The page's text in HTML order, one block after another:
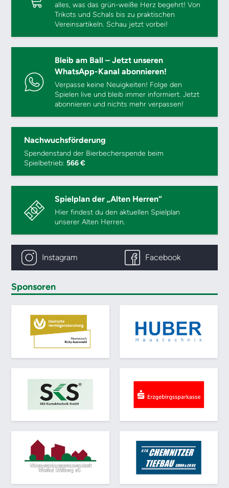
alles, was das grün-weiße Herz begehrt! Von
Trikots und Schals bis zu praktischen
Vereinsartikeln. Schau jetzt vorbei!
Bleib am Ball – Jetzt unseren
WhatsApp-Kanal abonnieren!
Verpasse keine Neuigkeiten! Folge den
Spielen live und bleib immer informiert. Jetzt
abonnieren und nichts mehr verpassen!
Nachwuchsförderung
Spendenstand der Bierbecherspende beim
Spielbetrieb:566 €
Spielplan der „Alten Herren“
Hier findest du den aktuellen Spielplan
unserer Alten Herren.
Instagram Facebook
Sponsoren